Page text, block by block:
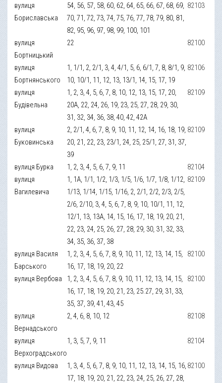
вулиця
Бориславська
54, 56, 57, 58, 60, 62, 64, 65, 66, 67, 68, 69,
70, 71, 72, 73, 74, 75, 76, 77, 78, 79, 80, 81,
82, 95, 96, 97, 98, 99, 100, 101
82103
вулиця
Бортницький
22 82100
вулиця
Бортнянського
1, 1/1, 2, 2/1, 3, 4, 4/1, 5, 6, 6/1, 7, 8, 8/1, 9,
10, 10/1, 11, 12, 13, 13/1, 14, 15, 17, 19
82106
вулиця
Будівельна
1, 2, 3, 4, 5, 6, 7, 8, 10, 12, 13, 15, 17, 20,
20A, 22, 24, 26, 19, 23, 25, 27, 28, 29, 30,
31, 32, 34, 36, 38, 40, 42, 42A
82109
вулиця
Буковинська
2, 2/1, 4, 6, 7, 8, 9, 10, 11, 12, 14, 16, 18, 19,
20, 21, 22, 23, 23/1, 24, 25, 25/1, 27, 31, 37,
39
82109
вулиця Бурка 1, 2, 3, 4, 5, 6, 7, 9, 11
82104
вулиця
Вагилевича
1, 1A, 1/1, 1/2, 1/3, 1/5, 1/6, 1/7, 1/8, 1/12,
1/13, 1/14, 1/15, 1/16, 2, 2/1, 2/2, 2/3, 2/5,
2/6, 2/10, 3, 4, 5, 6, 7, 8, 9, 10, 10/1, 11, 12,
12/1, 13, 13A, 14, 15, 16, 17, 18, 19, 20, 21,
22, 23, 24, 25, 26, 27, 28, 29, 30, 31, 32, 33,
34, 35, 36, 37, 38
82109
вулиця Василя
Барського
1, 2, 3, 4, 5, 6, 7, 8, 9, 10, 11, 12, 13, 14, 15,
16, 17, 18, 19, 20, 22
82100
вулиця Вербова
1, 2, 3, 4, 5, 6, 7, 8, 9, 10, 11, 12, 13, 14, 15,
16, 17, 18, 19, 20, 21, 23, 25.27, 29, 31, 33,
35, 37, 39, 41, 43, 45
82100
вулиця
Вернадського
2, 4, 6, 8, 10, 12 82108
вулиця
Верхоградського
1, 3, 5, 7, 9, 11 82104
вулиця Видова
1, 3, 4, 5, 6, 7, 8, 9, 10, 11, 12, 13, 14, 15, 16,
17, 18, 19, 20, 21, 22, 23, 24, 25, 26, 27, 28,
82100